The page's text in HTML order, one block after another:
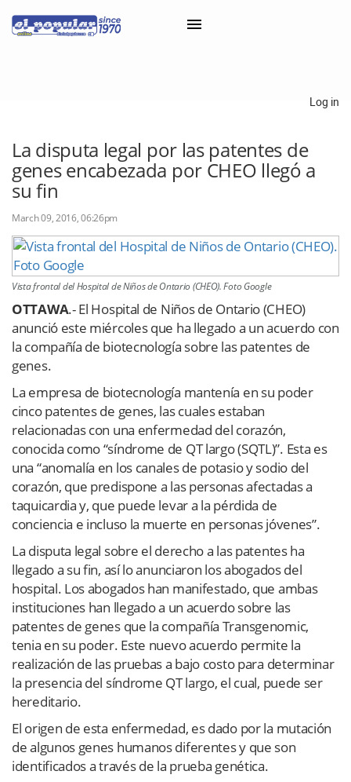
Classifieds
Categorías
Iniciar sesión con Clascal
×
Log in
La disputa legal por las patentes de
genes encabezada por CHEO llegó a
su fin
March 09, 2016, 06:26pm
Vista frontal del Hospital de Niños de Ontario (CHEO). Foto Google
OTTAWA.- El Hospital de Niños de Ontario (CHEO)
anunció este miércoles que ha llegado a un acuerdo con
la compañía de biotecnología sobre las patentes de
genes.
La empresa de biotecnología mantenía en su poder
cinco patentes de genes, las cuales estaban
relacionadas con una enfermedad del corazón,
conocida como “síndrome de QT largo (SQTL)”. Esta es
una “anomalía en los canales de potasio y sodio del
corazón, que predispone a las personas afectadas a
taquicardia y, que puede levar a la pérdida de
conciencia e incluso la muerte en personas jóvenes”.
La disputa legal sobre el derecho a las patentes ha
llegado a su fin, así lo anunciaron los abogados del
hospital. Los abogados han manifestado, que ambas
instituciones han llegado a un acuerdo sobre las
patentes de genes que la compañía Transgenomic,
tenia en su poder. Este nuevo acuerdo permite la
realización de las pruebas a bajo costo para determinar
la presencia del síndrome QT largo, el cual, puede ser
hereditario.
El origen de esta enfermedad, es dado por la mutación
de algunos genes humanos diferentes y que son
identificados a través de la prueba genética.